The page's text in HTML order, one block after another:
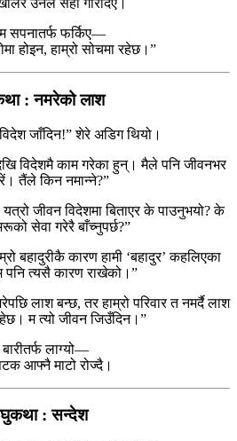
उनले सही गरिदिए।
सपनातर्फ फर्किए—
होइन, हाम्रो सोचमा रहेछ।”
: नमरेको लाश
जाँदिन!” शेरे अडिग थियो।
विदेशमै काम गरेका हुन्। मैले पनि जीवनभर
तैंले किन नमान्ने?”
यत्रो जीवन विदेशमा बिताएर के पाउनुभयो? के
सेवा गरेरै बाँच्नुपर्छ?”
बहादुरीकै कारण हामी ‘बहादुर’ कहलिएका
पनि त्यसै कारण राखेको।”
लाश बन्छ, तर हाम्रो परिवार त नमर्दै लाश
म त्यो जीवन जिउँदिन।”
लाग्यो—
आफ्नै माटो रोज्दै।
: सन्देश